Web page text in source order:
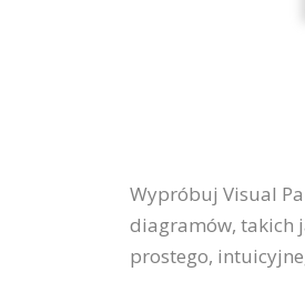
Wypróbuj Visual
diagramów, takich
prostego,